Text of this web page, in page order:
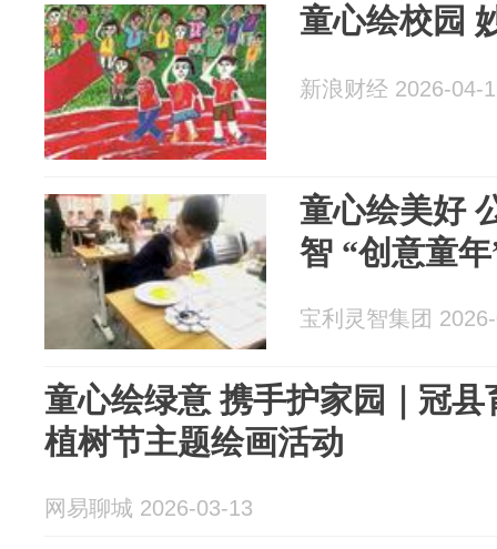
童心绘校园
新浪财经 2026-04-
童心绘美好
智 “创意童
宝利灵智集团
童心绘绿意 携手护家园｜冠县育才双语学校开展
植树节主题绘画活动
网易聊城 2026-03-13